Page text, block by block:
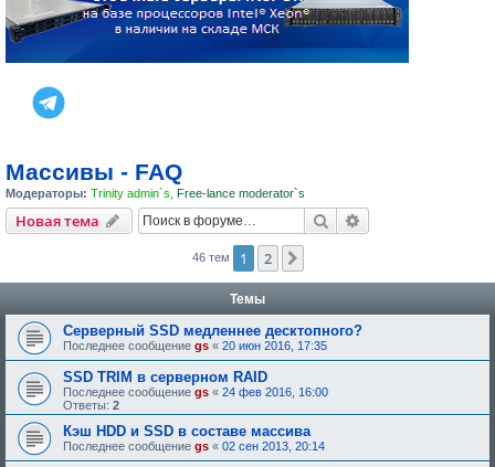
Массивы - FAQ
Модераторы: Trinity admin`s Free-lance moderator`s
Новая тема Поиск
46 тем 1 2
Темы
Серверный SSD медленнее десктопного?
Последнее сообщение gs « 20 июн 2016, 17:35
SSD TRIM в серверном RAID
Последнее сообщение gs « 24 фев 2016, 16:00
Ответы: 2
Кэш HDD и SSD в составе массива
Последнее сообщение gs « 02 сен 2013, 20:14